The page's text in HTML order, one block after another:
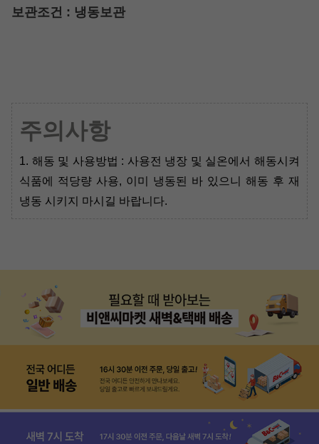
보관조건 : 냉동보관
주의사항
1. 해동 및 사용방법 : 사용전 냉장 및 실온에서 해동시켜
식품에 적당량 사용, 이미 냉동된 바 있으니 해동 후 재
냉동 시키지 마시길 바랍니다.